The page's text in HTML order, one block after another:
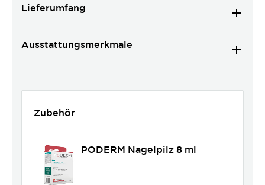
Lieferumfang
Ausstattungsmerkmale
Zubehör
PODERM Nagelpilz 8 ml